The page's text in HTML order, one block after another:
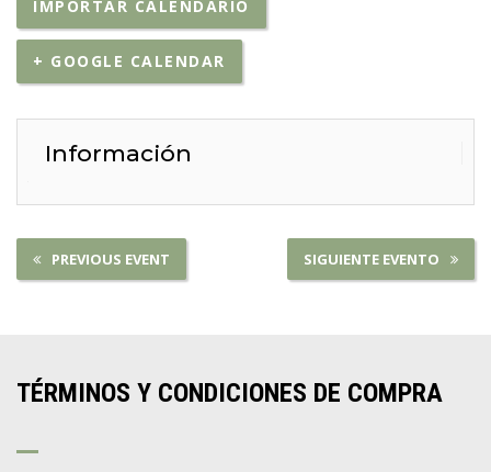
IMPORTAR CALENDARIO
+ GOOGLE CALENDAR
Información
PREVIOUS EVENT SIGUIENTE EVENTO
TÉRMINOS Y CONDICIONES DE COMPRA